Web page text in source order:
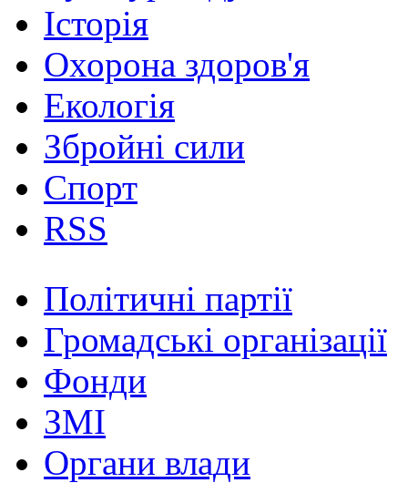
Історія
Охорона здоров'я
Екологія
Збройні сили
Спорт
RSS
Політичні партії
Громадські організації
Фонди
ЗМІ
Органи влади